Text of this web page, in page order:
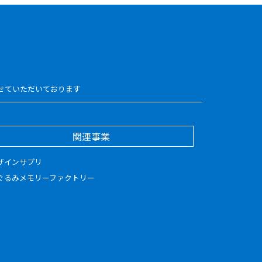
ていただいております
関連事業
インサプリ
るみメモリーファクトリー